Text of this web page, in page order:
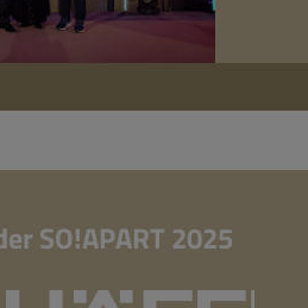
SO!APART 2025